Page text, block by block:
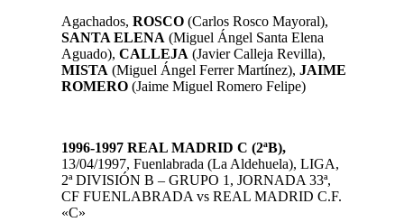
Agachados, ROSCO (Carlos Rosco Mayoral),
SANTA ELENA (Miguel Ángel Santa Elena
Aguado), CALLEJA (Javier Calleja Revilla),
MISTA (Miguel Ángel Ferrer Martínez), JAIME
ROMERO (Jaime Miguel Romero Felipe)
1996-1997 REAL MADRID C (2ªB),
13/04/1997, Fuenlabrada (La Aldehuela), LIGA,
2ª DIVISIÓN B – GRUPO 1, JORNADA 33ª,
CF FUENLABRADA vs REAL MADRID C.F.
«C»